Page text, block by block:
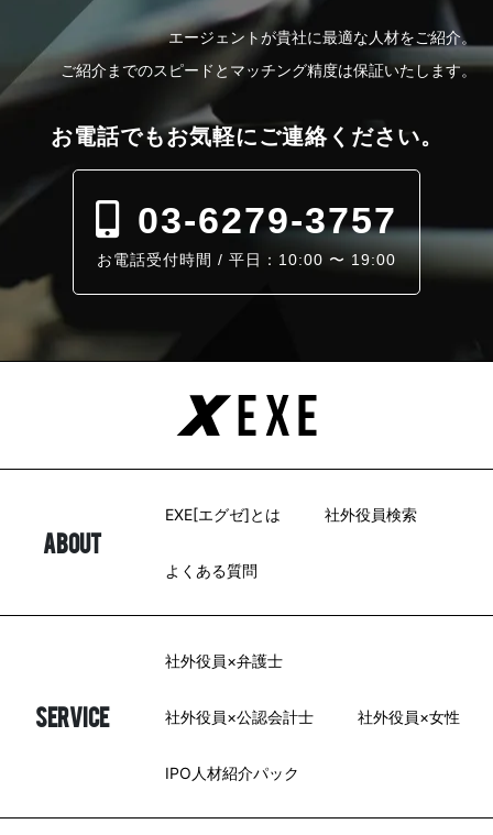
エージェントが貴社に最適な人材をご紹介。
ご紹介までのスピードとマッチング精度は保証いたします。
お電話でもお気軽にご連絡ください。
03-6279-3757
お電話受付時間 / 平日：10:00 〜 19:00
ABOUT
EXE[エグゼ]とは 社外役員検索
よくある質問
SERVICE
社外役員×弁護士
社外役員×公認会計士 社外役員×女性
IPO人材紹介パック